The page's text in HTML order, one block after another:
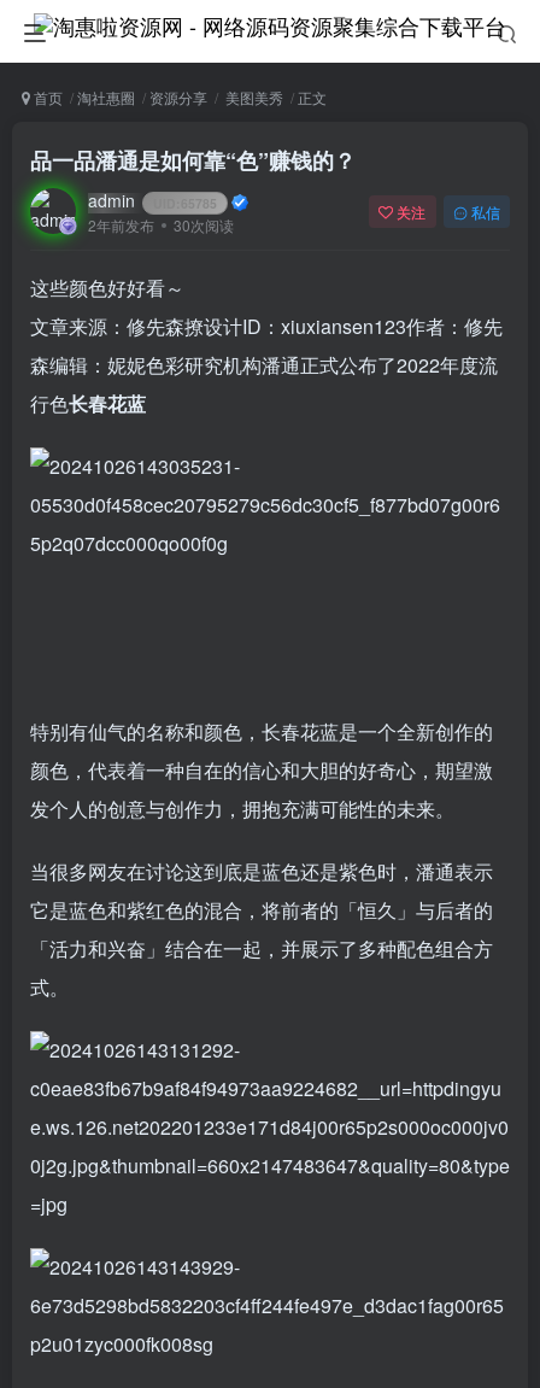
首页 淘社惠圈 资源分享 美图美秀 正文
品一品潘通是如何靠“色”赚钱的？
admin 65785
2年前发布 30次阅读
关注 私信
这些颜色好好看～
文章来源：修先森撩设计ID：xiuxiansen123作者：修先
森编辑：妮妮色彩研究机构潘通正式公布了2022年度流
行色长春花蓝
特别有仙气的名称和颜色，长春花蓝是一个全新创作的
颜色，代表着一种自在的信心和大胆的好奇心，期望激
发个人的创意与创作力，拥抱充满可能性的未来。
当很多网友在讨论这到底是蓝色还是紫色时，潘通表示
它是蓝色和紫红色的混合，将前者的「恒久」与后者的
「活力和兴奋」结合在一起，并展示了多种配色组合方
式。